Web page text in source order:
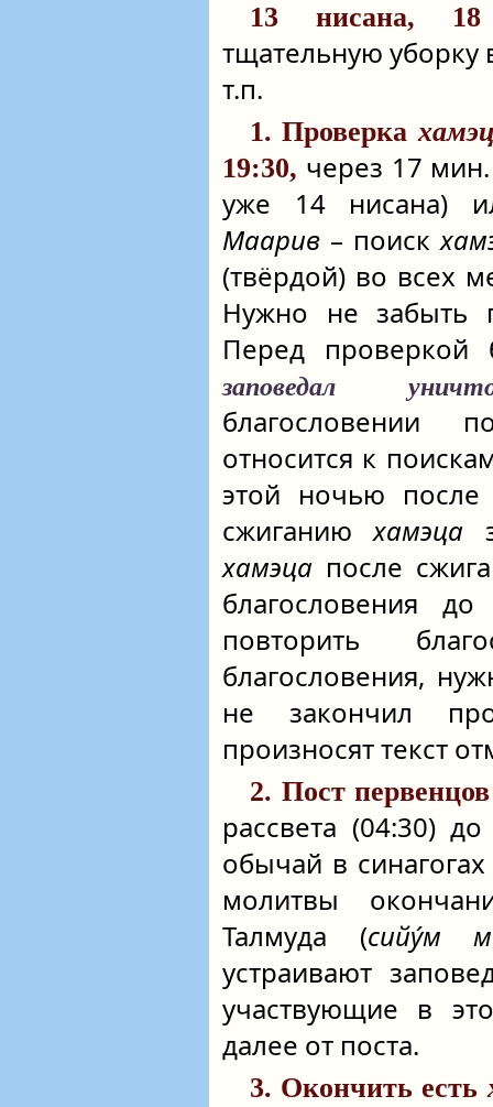
13 нисана, 18
тщательную
т.п.
1. Проверка
19:30, через 17
уже 14 нисана)
Маарив – поиск
(твёрдой) во всех
Нужно не забыть
Перед проверкой
заповедал
благословении
относится к
этой ночью
сжиганиюхамэца
хамэца после
благословения
повторить
благословения,
не закончил
произносят текст
2. Пост
рассвета (04:30)
обычай в
молитвы
Талмуда (сийу́м
устраивают
участвующие в
далее от поста.
3. Окончить есть